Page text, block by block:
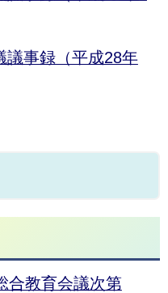
議事録（平成28年
合教育会議次第